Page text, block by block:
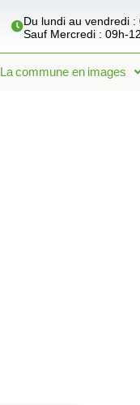
Du lundi au vendredi
Sauf Mercredi : 09h-
La commune en images